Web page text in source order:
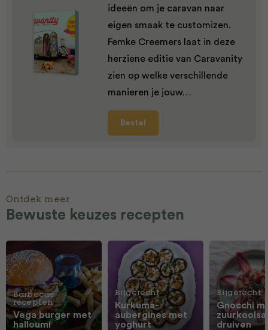
ideeën om je caravan naar
eigen smaak te customizen.
Femke Creemers laat in deze
herziene editie van Caravanity
zien op welke verschillende
manieren je jouw…
Bestel
Ontdek meer
Bewuste keuzes recepten
Barbecue
recepten
Vega burger met
halloumi
Bijgerecht
Kurkuma-
aubergines met
yoghurt
Bijgerecht
Gnocchi
druiven